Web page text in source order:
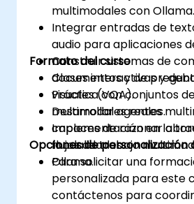
multimodales con Ollama.
Integrar entradas de
audio para aplicaciones
Construir sistemas de
documentos y de
visuales (VQA).
Desarrollar agentes
capaces de razonar a
modalidades.
Formato del curso
Clases interactivas y
Práctica con conjuntos
multimodales reales.
Implementación en
flujos de trabajo
Ollama.
Opciones de personalización
Para solicitar una
personalizada para este
contáctenos para